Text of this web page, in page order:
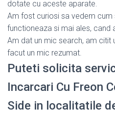
dotate cu aceste aparate.
Am fost curiosi sa vedem cum
functioneaza si mai ales, cand
Am dat un mic search, am citit
facut un mic rezumat.
Puteti solicita
Incarcari Cu Freon
Side in localitatile